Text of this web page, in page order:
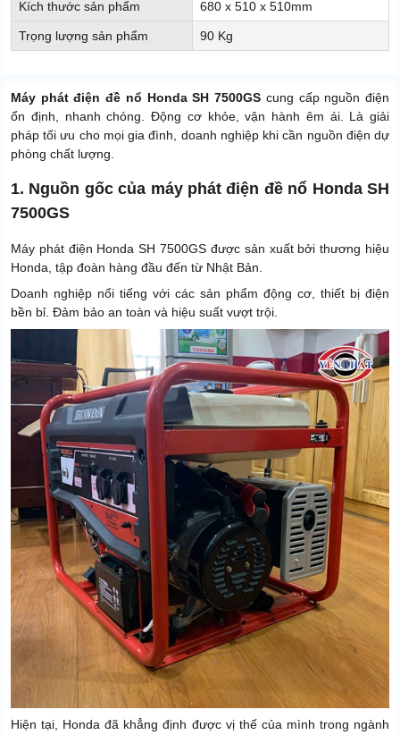
Kích thước sản phẩm 680 x 510 x 510mm
Trọng lượng sản phẩm 90 Kg
Máy phát điện đề nổ Honda SH 7500GS cung cấp nguồn điện
ổn định, nhanh chóng. Động cơ khỏe, vận hành êm ái. Là giải
pháp tối ưu cho mọi gia đình, doanh nghiệp khi cần nguồn điện dự
phòng chất lượng.
1. Nguồn gốc của máy phát điện đề nổ Honda SH
7500GS
Máy phát điện Honda SH 7500GS được sản xuất bởi thương hiệu
Honda, tập đoàn hàng đầu đến từ Nhật Bản.
Doanh nghiệp nổi tiếng với các sản phẩm động cơ, thiết bị điện
bền bỉ. Đảm bảo an toàn và hiệu suất vượt trội.
Hiện tại, Honda đã khẳng định được vị thế của mình trong ngành